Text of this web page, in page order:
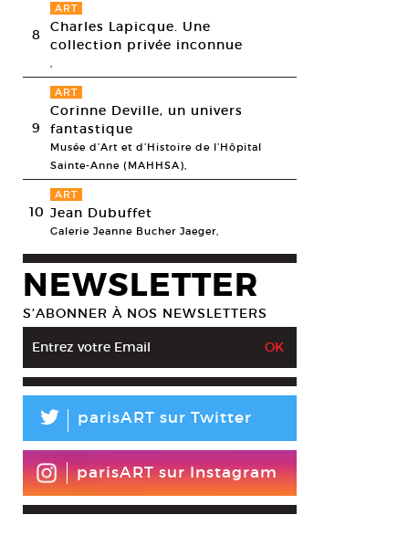
8
ART
Charles Lapicque. Une
collection privée inconnue
,
9
ART
Corinne Deville, un univers
fantastique
Musée d’Art et d’Histoire de l’Hôpital
Sainte-Anne (MAHHSA),
10
ART
Jean Dubuffet
Galerie Jeanne Bucher Jaeger,
NEWSLETTER
S’ABONNER À NOS NEWSLETTERS
L parisART sur Twitter
parisART sur Instagram